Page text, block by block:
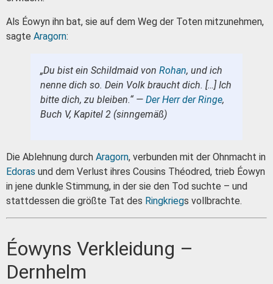
Als Éowyn ihn bat, sie auf dem Weg der Toten mitzunehmen,
sagte Aragorn:
„Du bist ein Schildmaid von Rohan, und ich
nenne dich so. Dein Volk braucht dich. […] Ich
bitte dich, zu bleiben.“ — Der Herr der Ringe,
Buch V, Kapitel 2 (sinngemäß)
Die Ablehnung durch Aragorn, verbunden mit der Ohnmacht in
Edoras und dem Verlust ihres Cousins Théodred, trieb Éowyn
in jene dunkle Stimmung, in der sie den Tod suchte – und
stattdessen die größte Tat des Ringkriegs vollbrachte.
Éowyns Verkleidung –
Dernhelm